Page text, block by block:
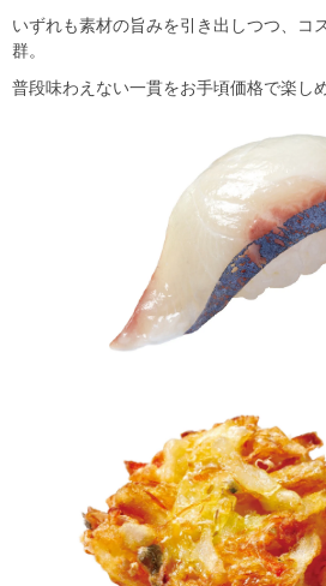
いずれも素材の旨みを引き出しつつ、コ
群。
普段味わえない一貫をお手頃価格で楽し